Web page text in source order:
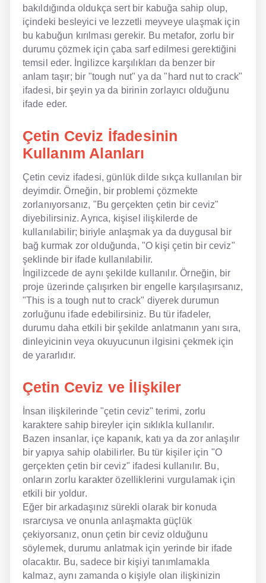
Sözlük
Tavsiyeler
Gizlilik Politikası
Bize Ulaşın
bakıldığında oldukça sert bir kabuğa sahip olup,
içindeki besleyici ve lezzetli meyveye ulaşmak için
bu kabuğun kırılması gerekir. Bu metafor, zorlu bir
durumu çözmek için çaba sarf edilmesi gerektiğini
temsil eder. İngilizce karşılıkları da benzer bir
anlam taşır; bir "tough nut" ya da "hard nut to crack"
ifadesi, bir şeyin ya da birinin zorlayıcı olduğunu
ifade eder.
Çetin Ceviz İfadesinin
Kullanım Alanları
Çetin ceviz ifadesi, günlük dilde sıkça kullanılan bir
deyimdir. Örneğin, bir problemi çözmekte
zorlanıyorsanız, "Bu gerçekten çetin bir ceviz"
diyebilirsiniz. Ayrıca, kişisel ilişkilerde de
kullanılabilir; biriyle anlaşmak ya da duygusal bir
bağ kurmak zor olduğunda, "O kişi çetin bir ceviz"
şeklinde bir ifade kullanılabilir.
İngilizcede de aynı şekilde kullanılır. Örneğin, bir
proje üzerinde çalışırken bir engelle karşılaşırsanız,
"This is a tough nut to crack" diyerek durumun
zorluğunu ifade edebilirsiniz. Bu tür ifadeler,
durumu daha etkili bir şekilde anlatmanın yanı sıra,
dinleyicinin veya okuyucunun ilgisini çekmek için
de yararlıdır.
Çetin Ceviz ve İlişkiler
İnsan ilişkilerinde "çetin ceviz" terimi, zorlu
karaktere sahip bireyler için sıklıkla kullanılır.
Bazen insanlar, içe kapanık, katı ya da zor anlaşılır
bir yapıya sahip olabilirler. Bu tür kişiler için "O
gerçekten çetin bir ceviz" ifadesi kullanılır. Bu,
onların zorlu karakter özelliklerini vurgulamak için
etkili bir yoldur.
Eğer bir arkadaşınız sürekli olarak bir konuda
ısrarcıysa ve onunla anlaşmakta güçlük
çekiyorsanız, onun çetin bir ceviz olduğunu
söylemek, durumu anlatmak için yerinde bir ifade
olacaktır. Bu, sadece bir kişiyi tanımlamakla
kalmaz, aynı zamanda o kişiyle olan ilişkinizin